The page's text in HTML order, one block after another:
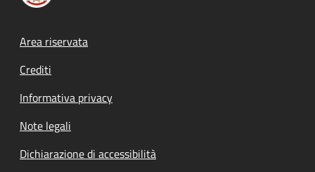
Footer menu
Area riservata
Crediti
Informativa privacy
Note legali
Dichiarazione di accessibilità